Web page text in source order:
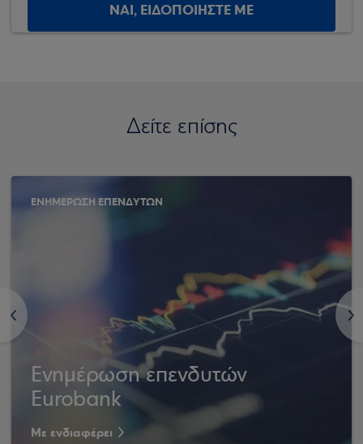
ΝΑΙ, ΕΙΔΟΠΟΙΗΣΤΕ ΜΕ
Δείτε επίσης
<
ΕΝΗΜΕΡΩΣΗ ΕΠΕΝΔΥΤΩΝ
Ενημέρωση επενδυτών
Eurobank
Με ενδιαφέρει
>